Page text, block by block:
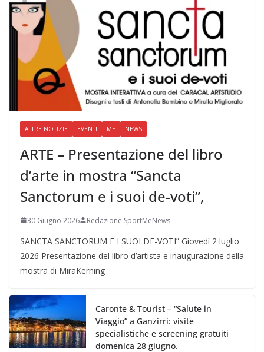
ALTRE NOTIZIE EVENTI ME NEWS
ARTE – Presentazione del libro
d’arte in mostra “Sancta
Sanctorum e i suoi de-voti”,
30 Giugno 2026 Redazione SportMeNews
SANCTA SANCTORUM E I SUOI DE-VOTI” Giovedì 2 luglio
2026 Presentazione del libro d’artista e inaugurazione della
mostra di MiraKerning
Caronte & Tourist – “Salute in
Viaggio” a Ganzirri: visite
specialistiche e screening gratuiti
domenica 28 giugno.